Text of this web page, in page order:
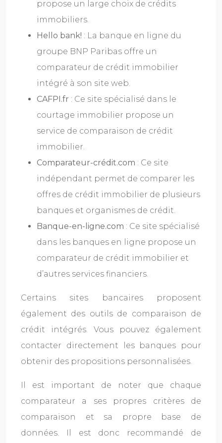
propose un large choix de crédits
immobiliers.
Hello bank! : La banque en ligne du
groupe BNP Paribas offre un
comparateur de crédit immobilier
intégré à son site web.
CAFPI.fr : Ce site spécialisé dans le
courtage immobilier propose un
service de comparaison de crédit
immobilier.
Comparateur-crédit.com : Ce site
indépendant permet de comparer les
offres de crédit immobilier de plusieurs
banques et organismes de crédit.
Banque-en-ligne.com : Ce site spécialisé
dans les banques en ligne propose un
comparateur de crédit immobilier et
d’autres services financiers.
Certains sites bancaires proposent
également des outils de comparaison de
crédit intégrés. Vous pouvez également
contacter directement les banques pour
obtenir des propositions personnalisées.
Il est important de noter que chaque
comparateur a ses propres critères de
comparaison et sa propre base de
données. Il est donc recommandé de